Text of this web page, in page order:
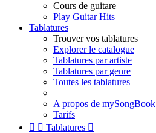
Cours de guitare
Play Guitar Hits
Tablatures
Trouver vos tablatures
Explorer le catalogue
Tablatures par artiste
Tablatures par genre
Toutes les tablatures
A propos de mySongBook
Tarifs
  Tablatures 